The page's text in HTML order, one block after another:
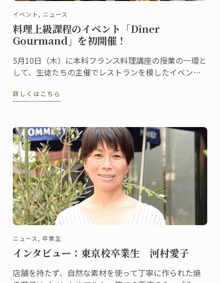
イベント, ニュース
料理上級課程のイベント「Dîner
Gourmand」を初開催！
5月10日（木）に本科フランス料理講座の授業の一環と
して、生徒たちの主催でレストランを模したイベント
なったフランス料理ディプロムに加わった講座内容の
詳しくはこちら
ニュース, 卒業生
インタビュー：東京校卒業生 河村愛子
店舗を持たず、自然な素材を使って丁寧に作られた焼